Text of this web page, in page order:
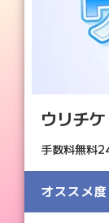
ウリチケ
手数料無料
オススメ度